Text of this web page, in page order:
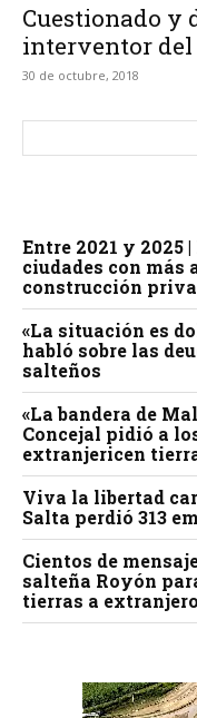
Cuestionado y
interventor del
30 de octubre, 2018
Entre 2021 y 2025
ciudades con más
construcción
«La situación es
habló sobre las
salteños
«La bandera de
Concejal pidió a
extranjericen
Viva la libertad
Salta perdió 313
Cientos de
salteña Royón
tierras a